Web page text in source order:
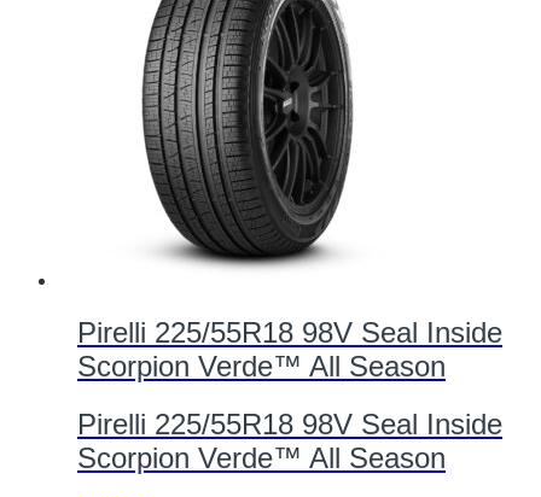
Pirelli 225/55R18 98V Seal Inside
Scorpion Verde™ All Season
Pirelli 225/55R18 98V Seal Inside
Scorpion Verde™ All Season